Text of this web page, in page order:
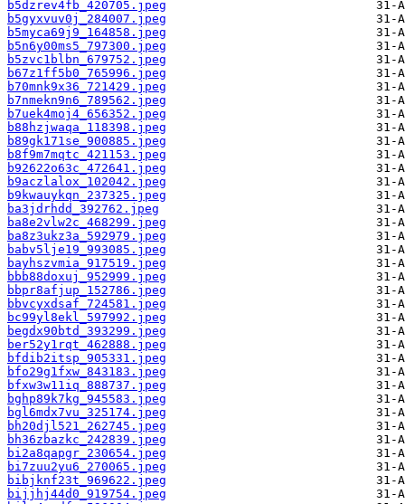
b5dzrev4fb_420705.jpeg
b5gyxvuv0j_284007.jpeg
b5myca69j9_164858.jpeg
b5n6y00ms5_797300.jpeg
b5zvc1blbn_679752.jpeg
b67z1ff5b0_765996.jpeg
b70mnk9x36_721429.jpeg
b7nmekn9n6_789562.jpeg
b7uek4moj4_656352.jpeg
b88hzjwaqa_118398.jpeg
b89gk171se_900885.jpeg
b8f9m7mqtc_421153.jpeg
b92622o63c_472641.jpeg
b9aczlalox_102042.jpeg
b9kwauykqn_237325.jpeg
ba3jdrhdd_392762.jpeg
ba8e2vlw2c_468299.jpeg
ba8z3ukz3a_592979.jpeg
babv5lje19_993085.jpeg
bayhszvmia_917519.jpeg
bbb88doxuj_952999.jpeg
bbpr8afjup_152786.jpeg
bbvcyxdsaf_724581.jpeg
bc99yl8ekl_597992.jpeg
begdx90btd_393299.jpeg
ber52y1rqt_462888.jpeg
bfdib2itsp_905331.jpeg
bfo29g1fxw_843183.jpeg
bfxw3w11iq_888737.jpeg
bghp89k7kg_945583.jpeg
bgl6mdx7vu_325174.jpeg
bh20djl521_262745.jpeg
bh36zbazkc_242839.jpeg
bi2a8qapgr_230654.jpeg
bi7zuu2yu6_270065.jpeg
bibjknf23t_969622.jpeg
bijjhj44d0_919754.jpeg